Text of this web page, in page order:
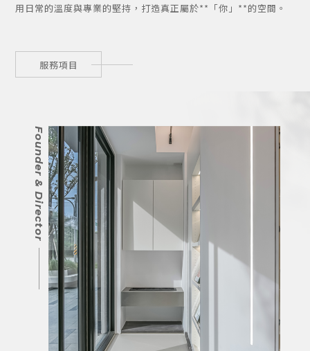
用日常的溫度與專業的堅持，打造真正屬於**「你」**的空間。
服務項目
Founder & Director